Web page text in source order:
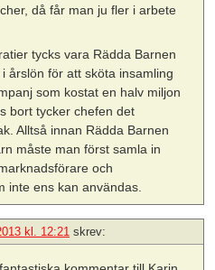
då får man ju fler i arbete
tycks vara Rädda Barnen
årslön för att sköta insamling
som kostat en halv miljon
bort tycker chefen det
Alltså innan Rädda Barnen
måste man först samla in
och
inte ens kan användas.
kl. 12:21 skrev: